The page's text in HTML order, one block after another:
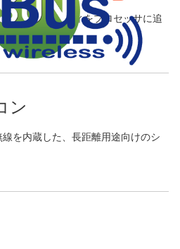
ネクティビティをプロセッサに追
ン
を内蔵した、長距離用途向けのシ